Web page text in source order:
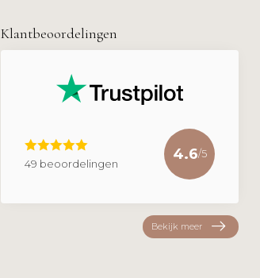
Klantbeoordelingen
49 beoordelingen
4.6/5
Bekijk meer